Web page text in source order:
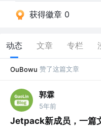
获得徽章 0
动态 文章 专栏
OuBowu 赞了这篇文章
郭霖
5年前
Jetpack新成员，一篇